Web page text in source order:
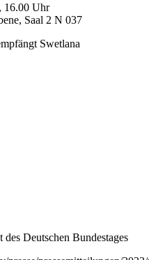
16.00 Uhr
Saal 2 N 037
Swetlana
Deutschen Bundestages